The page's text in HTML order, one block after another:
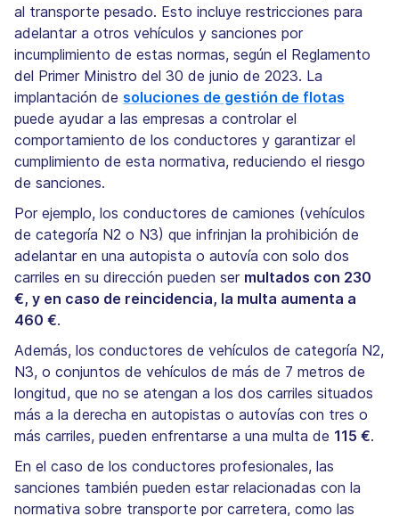
al transporte pesado. Esto incluye restricciones para
adelantar a otros vehículos y sanciones por
incumplimiento de estas normas, según el Reglamento
del Primer Ministro del 30 de junio de 2023. La
implantación de soluciones de gestión de flotas
puede ayudar a las empresas a controlar el
comportamiento de los conductores y garantizar el
cumplimiento de esta normativa, reduciendo el riesgo
de sanciones.
Por ejemplo, los conductores de camiones (vehículos
de categoría N2 o N3) que infrinjan la prohibición de
adelantar en una autopista o autovía con solo dos
carriles en su dirección pueden ser multados con 230
€, y en caso de reincidencia, la multa aumenta a
460 €.
Además, los conductores de vehículos de categoría N2,
N3, o conjuntos de vehículos de más de 7 metros de
longitud, que no se atengan a los dos carriles situados
más a la derecha en autopistas o autovías con tres o
más carriles, pueden enfrentarse a una multa de 115 €.
En el caso de los conductores profesionales, las
sanciones también pueden estar relacionadas con la
normativa sobre transporte por carretera, como las